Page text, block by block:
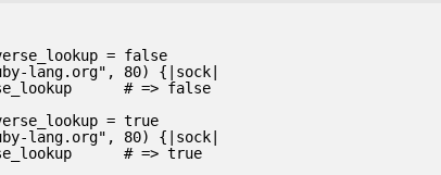
= false
lang.org", 80) {|sock|
# => false
= true
lang.org", 80) {|sock|
# => true